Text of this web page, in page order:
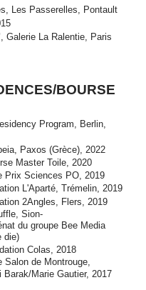
Les Passerelles, Pontault
Galerie La Ralentie, Paris
BOURSE
Program, Berlin,
Paxos (Grèce), 2022
Master Toile, 2020
Prix Sciences PO, 2019
L'Aparté, Trémelin, 2019
2Angles, Flers, 2019
Sion-
du groupe Bee Media
die)
Colas, 2018
Salon de Montrouge,
Marie Gautier, 2017